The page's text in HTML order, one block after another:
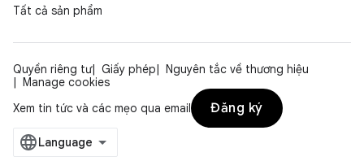
Tất cả sản phẩm
Quyền riêng tư Giấy phép
Nguyên tắc về thương hiệu
Manage cookies
Xem tin tức và các mẹo qua email
Đăng ký